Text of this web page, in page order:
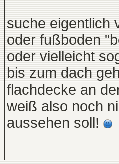
suche eigentlich
oder fußboden
oder vielleicht
bis zum dach
flachdecke an
weiß also noch
aussehen soll!